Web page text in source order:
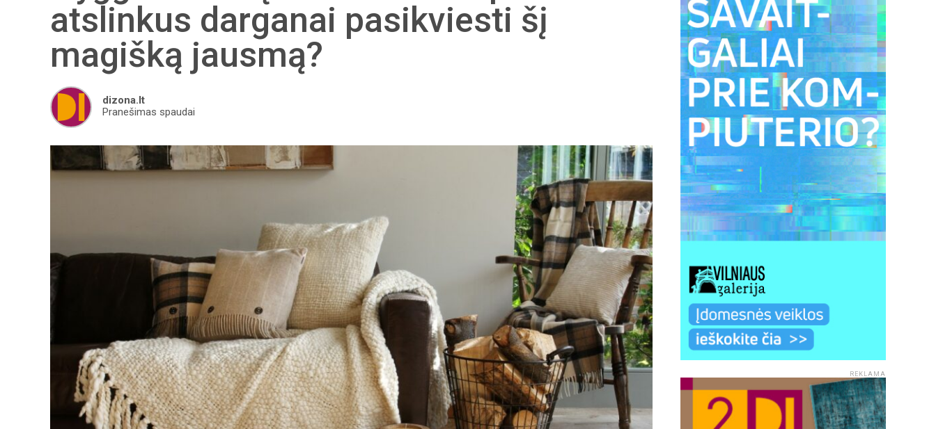
atslinkus darganai pasikviesti šį
magišką jausmą?
dizona.lt
Pranešimas spaudai
REKLAMA